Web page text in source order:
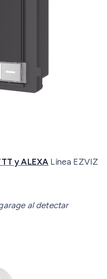
y ALEXA Línea EZVIZ
al detectar